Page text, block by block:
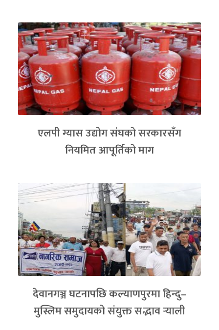
एलपी ग्यास उद्योग संघको सरकारसँग
नियमित आपूर्तिको माग
देवानगञ्ज घटनापछि कल्याणपुरमा हिन्दु–
मुस्लिम समुदायको संयुक्त सद्भाव र्‍याली